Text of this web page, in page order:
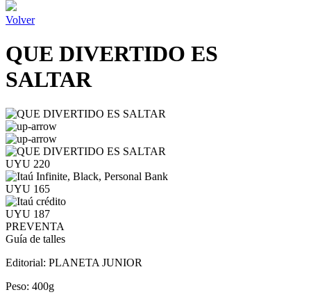
Volver
QUE DIVERTIDO ES
SALTAR
UYU 220
UYU 165
UYU 187
PREVENTA
Guía de talles
Editorial: PLANETA JUNIOR
Peso: 400g